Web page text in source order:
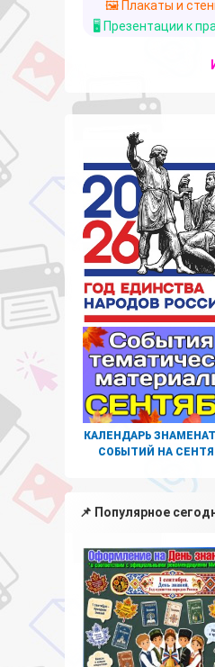
🖼️ Плакаты и
🖥️ Презентации к
КАЛЕНДАРЬ
СОБЫТИЙ НА
📌 Популярное